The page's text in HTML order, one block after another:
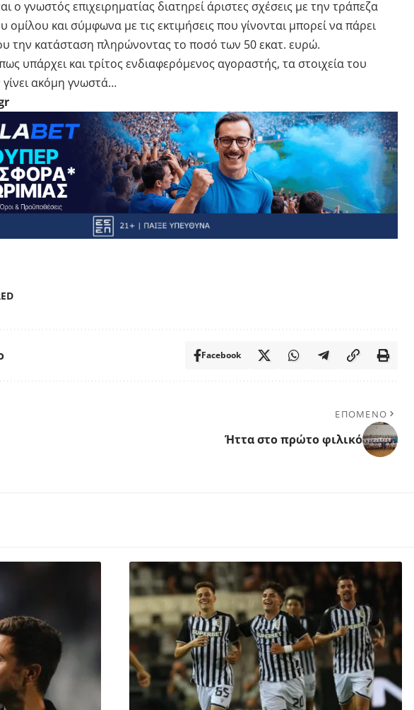
ο γνωστός επιχειρηματίας διατηρεί άριστες σχέσεις με την τράπεζα
ομίλου και σύμφωνα με τις εκτιμήσεις που γίνονται μπορεί να πάρει
την κατάσταση πληρώνοντας το ποσό των 50 εκατ. ευρώ.
υπάρχει και τρίτος ενδιαφερόμενος αγοραστής, τα στοιχεία του
ακόμη γνωστά…
Facebook
ΕΠΟΜΕΝΟ
Ήττα στο πρώτο φιλικό